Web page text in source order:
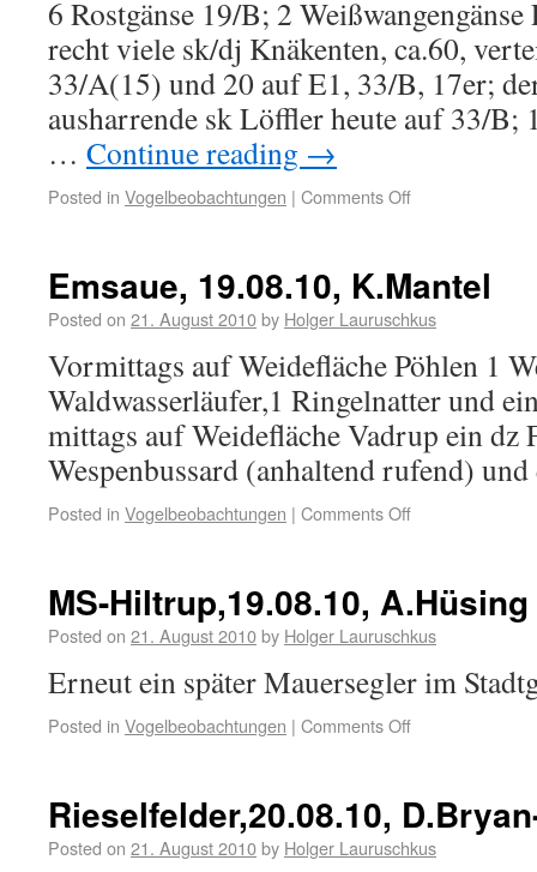
6 Rostgänse 19/B; 2
recht viele sk/dj Knäkenten, ca.60,
33/A(15) und 20 auf E1, 33/B, 17er;
ausharrende sk Löffler heute auf 33/B;
… Continue reading →
Posted in Vogelbeobachtungen | Comments Off
Emsaue, 19.08.10, K.Mantel
Posted on 21. August 2010by Holger Lauruschkus
Vormittags auf Weidefläche Pöhlen 1
Waldwasserläufer,1 Ringelnatter und
mittags auf Weidefläche Vadrup ein dz
Wespenbussard (anhaltend rufend)
Posted in Vogelbeobachtungen | Comments Off
MS-Hiltrup,19.08.10, A.Hüsing
Posted on 21. August 2010by Holger Lauruschkus
Erneut ein später Mauersegler im
Posted in Vogelbeobachtungen | Comments Off
Rieselfelder,20.08.10,
Posted on 21. August 2010by Holger Lauruschkus